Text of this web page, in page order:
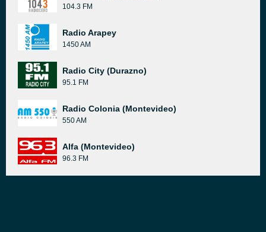
104.3 FM
Radio Arapey
1450 AM
Radio City (Durazno)
95.1 FM
Radio Colonia (Montevideo)
550 AM
Alfa (Montevideo)
96.3 FM